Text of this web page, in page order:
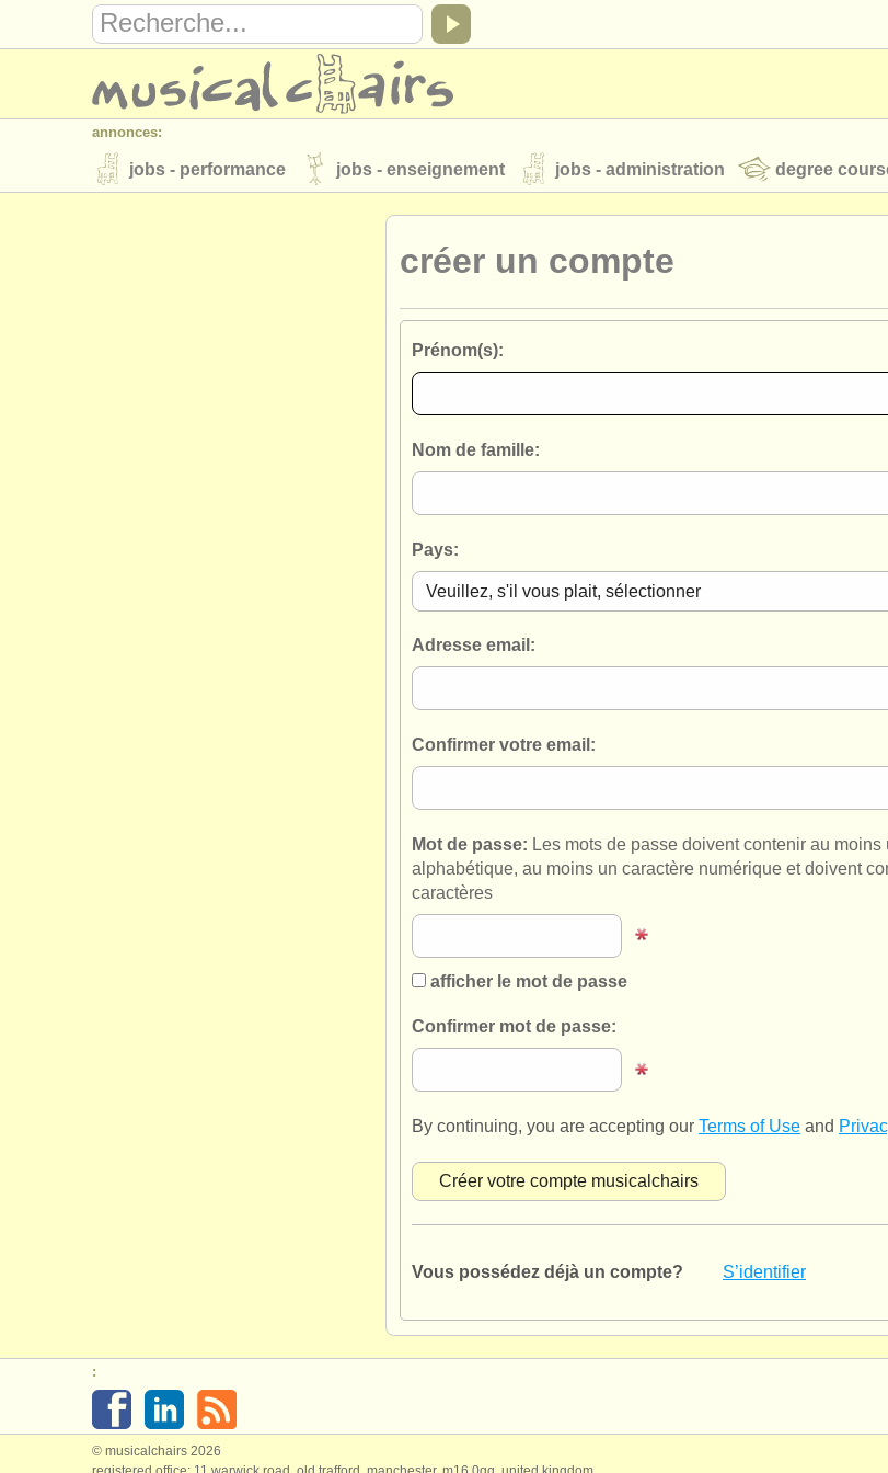
annonces:
jobs - performance jobs - enseignement jobs - administration degree
instruments volés
contactez nous rss feeds actualités musique
find out about ourATS
créer un compte
Prénom(s):
Nom de famille:
Pays:
Adresse email:
Confirmer votre email:
Mot de passe: Les mots de passe doivent contenir au moins
alphabétique, au moins un caractère numérique et doivent
caractères
afficher le mot de passe
Confirmer mot de passe:
By continuing, you are accepting our Terms of Use and
Vous possédez déjà un compte? S’identifier
:
© musicalchairs 2026